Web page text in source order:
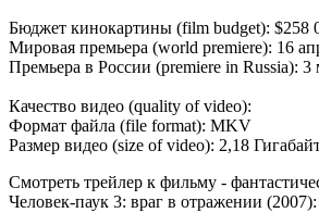
Бюджет кинокартины (film budget): $258
Мировая премьера (world premiere): 16
Премьера в России (premiere in Russia): 3
Качество видео (quality of video):
Формат файла (file format): MKV
Размер видео (size of video): 2,18
Смотреть трейлер к фильму -
Человек-паук 3: враг в отражении (2007):